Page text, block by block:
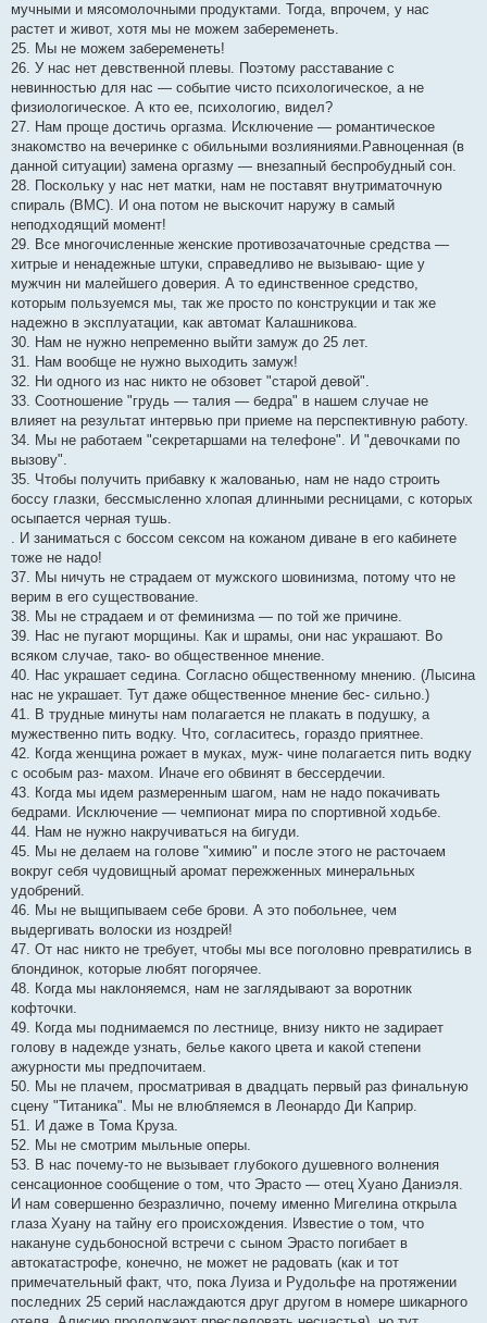
мучными и мясомолочными продуктами. Тогда, впрочем, у нас
растет и живот, хотя мы не можем забеременеть.
25. Мы не можем забеременеть!
26. У нас нет девственной плевы. Поэтому расставание с
невинностью для нас — событие чисто психологическое, а не
физиологическое. А кто ее, психологию, видел?
27. Нам проще достичь оргазма. Исключение — романтическое
знакомство на вечеринке с обильными возлияниями.Равноценная (в
данной ситуации) замена оргазму — внезапный беспробудный сон.
28. Поскольку у нас нет матки, нам не поставят внутриматочную
спираль (ВМС). И она потом не выскочит наружу в самый
неподходящий момент!
29. Все многочисленные женские противозачаточные средства —
хитрые и ненадежные штуки, справедливо не вызываю- щие у
мужчин ни малейшего доверия. А то единственное средство,
которым пользуемся мы, так же просто по конструкции и так же
надежно в эксплуатации, как автомат Калашникова.
30. Нам не нужно непременно выйти замуж до 25 лет.
31. Нам вообще не нужно выходить замуж!
32. Ни одного из нас никто не обзовет "старой девой".
33. Соотношение "грудь — талия — бедра" в нашем случае не
влияет на результат интервью при приеме на перспективную работу.
34. Мы не работаем "секретаршами на телефоне". И "девочками по
вызову".
35. Чтобы получить прибавку к жалованью, нам не надо строить
боссу глазки, бессмысленно хлопая длинными ресницами, с которых
осыпается черная тушь.
. И заниматься с боссом сексом на кожаном диване в его кабинете
тоже не надо!
37. Мы ничуть не страдаем от мужского шовинизма, потому что не
верим в его существование.
38. Мы не страдаем и от феминизма — по той же причине.
39. Нас не пугают морщины. Как и шрамы, они нас украшают. Во
всяком случае, тако- во общественное мнение.
40. Нас украшает седина. Согласно общественному мнению. (Лысина
нас не украшает. Тут даже общественное мнение бес- сильно.)
41. В трудные минуты нам полагается не плакать в подушку, а
мужественно пить водку. Что, согласитесь, гораздо приятнее.
42. Когда женщина рожает в муках, муж- чине полагается пить водку
с особым раз- махом. Иначе его обвинят в бессердечии.
43. Когда мы идем размеренным шагом, нам не надо покачивать
бедрами. Исключение — чемпионат мира по спортивной ходьбе.
44. Нам не нужно накручиваться на бигуди.
45. Мы не делаем на голове "химию" и после этого не расточаем
вокруг себя чудовищный аромат пережженных минеральных
удобрений.
46. Мы не выщипываем себе брови. А это побольнее, чем
выдергивать волоски из ноздрей!
47. От нас никто не требует, чтобы мы все поголовно превратились в
блондинок, которые любят погорячее.
48. Когда мы наклоняемся, нам не заглядывают за воротник
кофточки.
49. Когда мы поднимаемся по лестнице, внизу никто не задирает
голову в надежде узнать, белье какого цвета и какой степени
ажурности мы предпочитаем.
50. Мы не плачем, просматривая в двадцать первый раз финальную
сцену "Титаника". Мы не влюбляемся в Леонардо Ди Каприр.
51. И даже в Тома Круза.
52. Мы не смотрим мыльные оперы.
53. В нас почему-то не вызывает глубокого душевного волнения
сенсационное сообщение о том, что Эрасто — отец Хуано Даниэля.
И нам совершенно безразлично, почему именно Мигелина открыла
глаза Хуану на тайну его происхождения. Известие о том, что
накануне судьбоносной встречи с сыном Эрасто погибает в
автокатастрофе, конечно, не может не радовать (как и тот
примечательный факт, что, пока Луиза и Рудольфе на протяжении
последних 25 серий наслаждаются друг другом в номере шикарного